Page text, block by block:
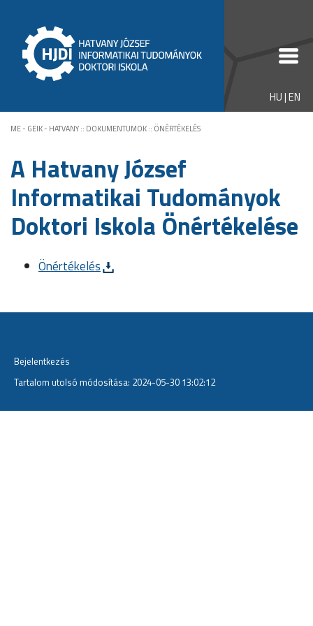
HU|EN
ME - GEIK - HATVANY:: DOKUMENTUMOK:: ÖNÉRTÉKELÉS
A Hatvany József
Informatikai Tudományok
Doktori Iskola Önértékelése
Önértékelés
Bejelentkezés
Tartalom utolsó módosítása: 2024-05-30 13:02:12